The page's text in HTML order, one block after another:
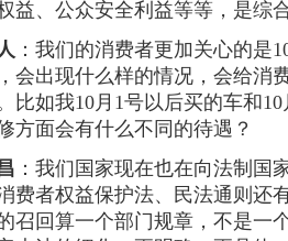
益、公众安全利益等等，是综
：我们的消费者更加关心的是
会出现什么样的情况，会给消
比如我10月1号以后买的车和
方面会有什么不同的待遇？
：我们国家现在也在向法制国
费者权益保护法、民法通则还
召回算一个部门规章，不是一